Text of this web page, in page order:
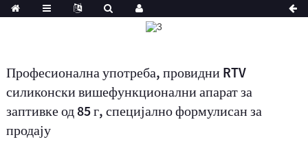
Професионална употреба, провидни RTV
силиконски вишефункционални апарат за
заптивке од 85 г, специјално формулисан за
продају